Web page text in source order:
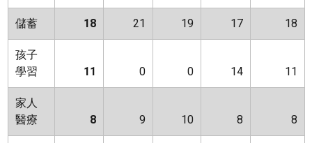
儲蓄 18 21 19 17 18
孩子
學習
11 0 0 14 11
家人
醫療
8 9 10 8 8